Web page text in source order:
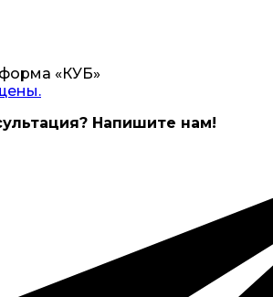
«КУБ»
Напишите нам!